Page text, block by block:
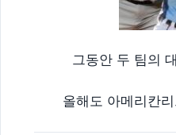
그동안 두 팀의
올해도 아메리칸